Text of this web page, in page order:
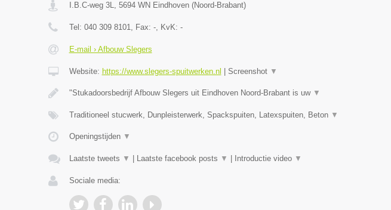
I.B.C-weg 3L, 5694 WN Eindhoven(Noord-Brabant)
Tel: 040 309 8101, Fax: -, KvK: -
E-mail › Afbouw Slegers
Website: https://www.slegers-spuitwerken.nl Screenshot ▼
"Stukadoorsbedrijf Afbouw Slegers uit Eindhoven Noord-Brabant is uw ▼
Traditioneel stucwerk, Dunpleisterwerk, Spackspuiten, Latexspuiten, Beton ▼
Openingstijden ▼
Laatste tweets ▼ Laatste facebook posts ▼ Introductie video ▼
Sociale media: